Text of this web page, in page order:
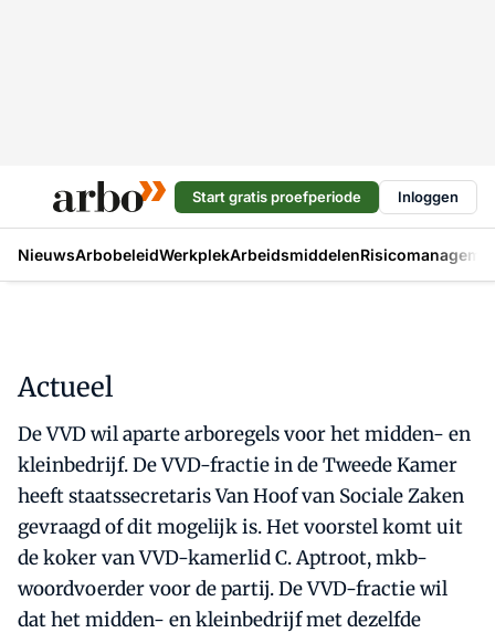
Start gratis proefperiode Inloggen
NieuwsArbobeleidWerkplekArbeidsmiddelen
Actueel
De VVD wil aparte arboregels voor het midden- en
kleinbedrijf. De VVD-fractie in de Tweede Kamer
heeft staatssecretaris Van Hoof van Sociale Zaken
gevraagd of dit mogelijk is. Het voorstel komt uit
de koker van VVD-kamerlid C. Aptroot, mkb-
woordvoerder voor de partij. De VVD-fractie wil
dat het midden- en kleinbedrijf met dezelfde